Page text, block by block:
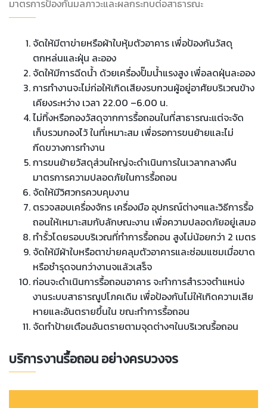
มาตรการป้องกันมลภาวะและผลกระทบต่อสาธารณะ
จัดให้มีตาข่ายหรือผ้าใบหุ้มตัวอาคาร เพื่อป้องกันวัสดุ
ตกหล่นและฝุ่น ละออง
จัดให้มีการฉีดน้ำ ด้วยเครื่องปั๊มน้ำแรงสูง เพื่อลดฝุ่นละออง
การทำงานจะไม่ก่อให้เกิดเสียงรบกวนผู้อยู่อาศัยบริเวณข้าง
เคียงระหว่าง เวลา 22.00 –6.00 น.
ไม่ทิ้งหรือกองวัสดุจากการรื้อถอนในที่สาธารณะแต่จะจัด
เก็บรวมกองไว้ ในที่เหมาะสม เพื่อรอการขนย้ายและไม่
กีดขวางการทำงาน
การขนย้ายวัสดุส่วนใหญ่จะดำเนินการในเวลากลางคืน
มาตรการความปลอดภัยในการรื้อถอน
จัดให้มีวิศวกรควบคุมงาน
ตรวจสอบเครื่องจักร เครื่องมือ อุปกรณ์ต่างๆและวิธีการรื้อ
ถอนให้เหมาะสมกับลักษณะงาน เพื่อความปลอดภัยอยู่เสมอ
ทำรั้วโดยรอบบริเวณที่ทำการรื้อถอน สูงไม่น้อยกว่า 2 เมตร
จัดให้มีผ้าใบหรือตาข่ายคลุมตัวอาคารและซ่อมแซมเมื่อขาด
หรือชำรุดจนกว่างานจแล้วเสร็จ
ก่อนจะดำเนินการรื้อถอนอาคาร จะทำการสำรวจตำแหน่ง
งานระบบสาธารณูปโภคเดิม เพื่อป้องกันไม่ให้เกิดความเสีย
หายและอันตรายขึ้นใน ขณะทำการรื้อถอน
จัดทำป้ายเตือนอันตรายตามจุดต่างๆในบริเวณรื้อถอน
บริการงานรื้อถอน อย่างครบวงจร